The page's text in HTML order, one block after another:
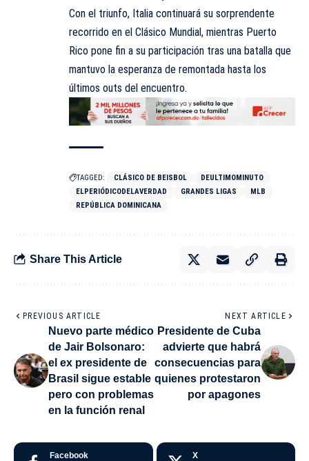
Con el triunfo, Italia continuará su sorprendente
recorrido en el Clásico Mundial, mientras Puerto
Rico pone fin a su participación tras una batalla que
mantuvo la esperanza de remontada hasta los
últimos outs del encuentro.
TAGGED: CLÁSICO DE BEISBOL
DEULTIMOMINUTO
ELPERIÓDICODELAVERDAD
GRANDES LIGAS
MLB
REPÚBLICA DOMINICANA
Share This Article
PREVIOUS ARTICLE
Nuevo parte médico
de Jair Bolsonaro:
el ex presidente de
Brasil sigue estable
pero con problemas
en la función renal
NEXT ARTICLE
Presidente de Cuba
advierte que habrá
consecuencias para
quienes protestaron
por apagones
Facebook X